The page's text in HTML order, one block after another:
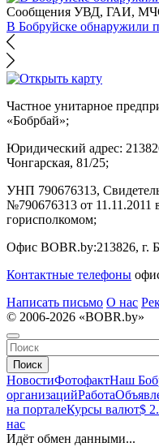
Сообщения УВД, ГАИ,
В Бобруйске обнаружили
Частное унитарное
«Бобрбай»;
Юридический адрес:
Чонгарская, 81/25;
УНП 790676313,
№790676313 от 11.11.2011
горисполкомом;
Офис BOBR.by:213826, г.
Контактные телефоны
Написать письмо О нас
© 2006-2026 «BOBR.by»
Поиск
НовостиФотофактНаш
организацийРабота
на порталеКурсы валют$
нас
Идёт обмен данными...